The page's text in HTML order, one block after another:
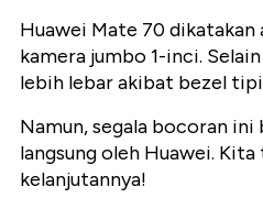
Huawei Mate 70 dikatakan
kamera jumbo 1-inci.
lebih lebar akibat bezel
Namun, segala bocoran
langsung oleh Huawei. Kita
kelanjutannya!